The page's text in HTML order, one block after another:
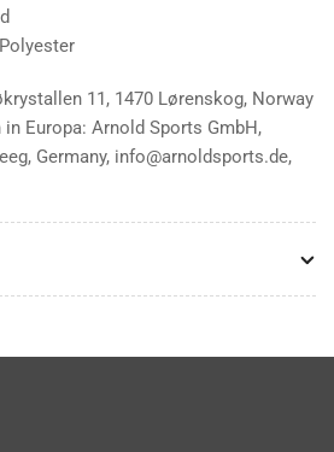
11, 1470 Lørenskog, Norway
Europa: Arnold Sports GmbH,
Germany, info@arnoldsports.de,